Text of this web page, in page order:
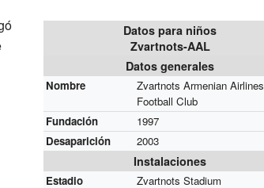
Datos para niños
Zvartnots-AAL
Datos generales
Nombre
Zvartnots Armenian Airlines
Football Club
Fundación
1997
Desaparición
2003
Instalaciones
Estadio
Zvartnots Stadium